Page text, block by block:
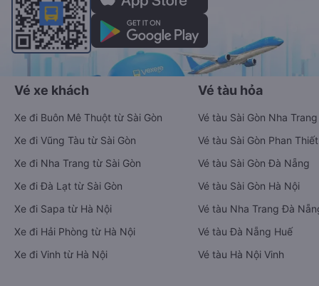
Vé xe khách
Xe đi Buôn Mê Thuột từ Sài Gòn
Xe đi Vũng Tàu từ Sài Gòn
Xe đi Nha Trang từ Sài Gòn
Xe đi Đà Lạt từ Sài Gòn
Xe đi Sapa từ Hà Nội
Xe đi Hải Phòng từ Hà Nội
Xe đi Vinh từ Hà Nội
Vé tàu hỏa
Vé tàu Sài Gòn Nha Trang
Vé tàu Sài Gòn Phan Thiết
Vé tàu Sài Gòn Đà Nẵng
Vé tàu Sài Gòn Hà Nội
Vé tàu Nha Trang Đà
Vé tàu Đà Nẵng Huế
Vé tàu Hà Nội Vinh